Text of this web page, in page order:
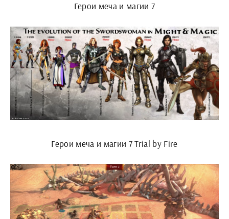
Герои меча и магии 7
Герои меча и магии 7 Trial by Fire